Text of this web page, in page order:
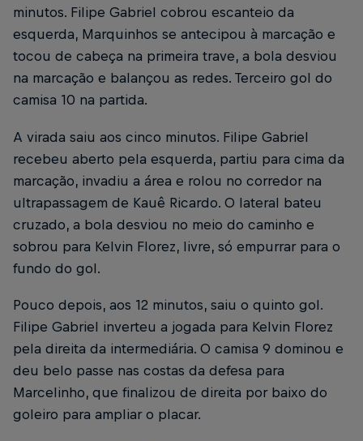
minutos. Filipe Gabriel cobrou escanteio da
esquerda, Marquinhos se antecipou à marcação e
tocou de cabeça na primeira trave, a bola desviou
na marcação e balançou as redes. Terceiro gol do
camisa 10 na partida.
A virada saiu aos cinco minutos. Filipe Gabriel
recebeu aberto pela esquerda, partiu para cima da
marcação, invadiu a área e rolou no corredor na
ultrapassagem de Kauê Ricardo. O lateral bateu
cruzado, a bola desviou no meio do caminho e
sobrou para Kelvin Florez, livre, só empurrar para o
fundo do gol.
Pouco depois, aos 12 minutos, saiu o quinto gol.
Filipe Gabriel inverteu a jogada para Kelvin Florez
pela direita da intermediária. O camisa 9 dominou e
deu belo passe nas costas da defesa para
Marcelinho, que finalizou de direita por baixo do
goleiro para ampliar o placar.